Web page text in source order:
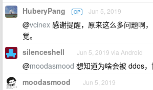
HuberyPang OP Jun 5, 2019
@vcinex 感谢提醒，原来这么多问题啊
觉。
silenceshell Jun 5, 2019 via Android
@moodasmood 想知道为啥会被 ddos
moodasmood Jun 5, 2019